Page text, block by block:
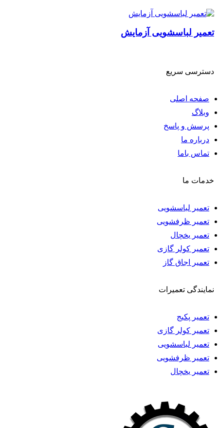
تعمیر لباسشویی آزمایش
دسترسی سریع
صفحه اصلی
وبلاگ
پرسش و پاسخ
درباره ما
تماس باما
خدمات ما
تعمیر لباسشویی
تعمیر ظرفشویی
تعمیر یخچال
تعمیر کولر گازی
تعمیر اجاق گاز
نمایندگی تعمیرات
تعمیر پکیج
تعمیر کولر گازی
تعمیر لباسشویی
تعمیر ظرفشویی
تعمیر یخچال